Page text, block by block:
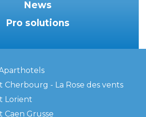
News
Pro solutions
Cherbourg - La Rose des vents
Lorient
Caen Grusse